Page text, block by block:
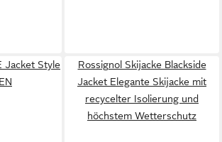
Jacket Style
Rossignol Skijacke Blackside
Jacket Elegante Skijacke mit
recycelter Isolierung und
höchstem Wetterschutz